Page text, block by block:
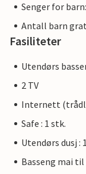
Senger for
Antall barn
Fasiliteter
Utendørs
2 TV
Internett
Safe : 1 stk.
Utendørs dusj :
Basseng mai